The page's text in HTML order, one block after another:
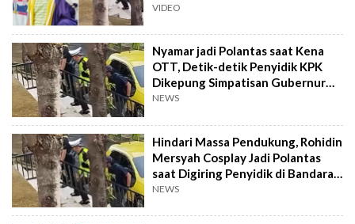
VIDEO
Nyamar jadi Polantas saat Kena
OTT, Detik-detik Penyidik KPK
Dikepung Simpatisan Gubernur
Rohidin Mersyah
NEWS
Hindari Massa Pendukung, Rohidin
Mersyah Cosplay Jadi Polantas
saat Digiring Penyidik di Bandara
Bengkulu
NEWS